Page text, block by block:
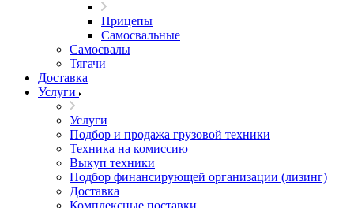
Прицепы
Самосвальные
Самосвалы
Тягачи
Доставка
Услуги
Услуги
Подбор и продажа грузовой техники
Техника на комиссию
Выкуп техники
Подбор финансирующей организации (лизинг)
Доставка
Комплексные поставки